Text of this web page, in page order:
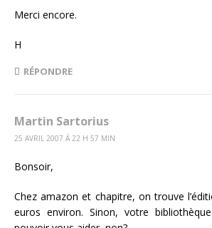
Merci encore.
H
RÉPONDRE
Martin Sartorius
25 AVRIL 2007 Á 22 H 57 MIN
Bonsoir,
Chez amazon et chapitre, on trouve
euros environ. Sinon, votre